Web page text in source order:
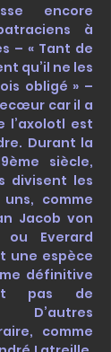
encore
à
– « Tant de
qu’il ne les
obligé » –
car il a
l’axolotl est
Durant la
siècle,
divisent les
comme
Jacob von
ou Everard
une espèce
définitive
pas de
comme